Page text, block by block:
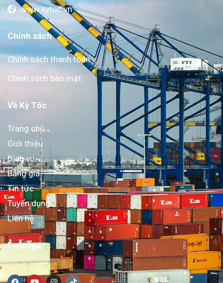
www.kytoc.vn
Chính sách
Chính sách thanh toán
Chính sách bảo mật
Về Kỳ Tốc
Trang chủ
Giới thiệu
Dịch vụ
Bảng giá
Tin tức
Tuyển dụng
Liên hệ
Fanpage